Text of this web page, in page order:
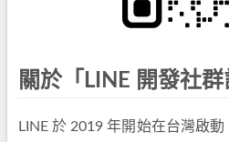
關於「LINE 開發社群
LINE 於 2019 年開始在台灣啟動